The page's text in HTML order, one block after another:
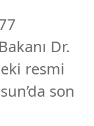
Dr.
resmi
son